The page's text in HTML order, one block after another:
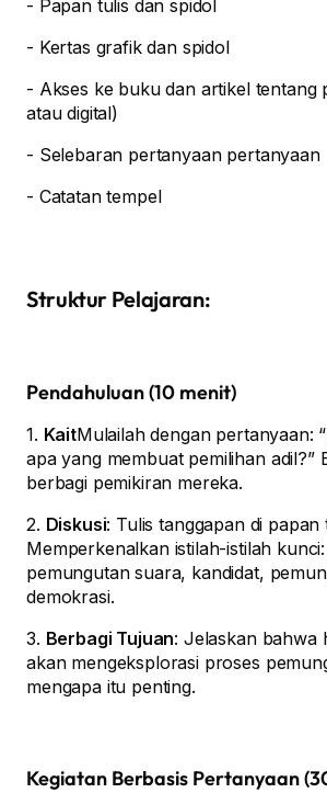
- Papan tulis dan spidol
- Kertas grafik dan spidol
- Akses ke buku dan artikel tentang
atau digital)
- Selebaran pertanyaan pertanyaan
- Catatan tempel
Struktur Pelajaran:
Pendahuluan (10 menit)
1. KaitMulailah dengan pertanyaan:
apa yang membuat pemilihan adil?”
berbagi pemikiran mereka.
2. Diskusi: Tulis tanggapan di papan
Memperkenalkan istilah-istilah
pemungutan suara, kandidat,
demokrasi.
3. Berbagi Tujuan: Jelaskan bahwa
akan mengeksplorasi proses
mengapa itu penting.
Kegiatan Berbasis Pertanyaan